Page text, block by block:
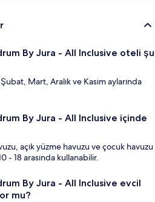
By Jura - All Inclusive oteli şu
Mart, Aralık ve Kasım aylarında
By Jura - All Inclusive içinde
açık yüzme havuzu ve çocuk havuzu
- 18 arasında kullanabilir.
By Jura - All Inclusive evcil
mu?